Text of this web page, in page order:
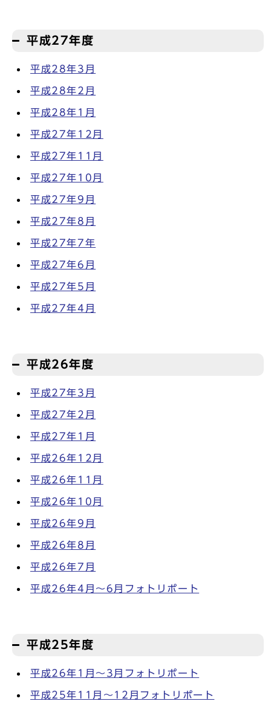
平成27年度
平成28年3月
平成28年2月
平成28年1月
平成27年12月
平成27年11月
平成27年10月
平成27年9月
平成27年8月
平成27年7年
平成27年6月
平成27年5月
平成27年4月
平成26年度
平成27年3月
平成27年2月
平成27年1月
平成26年12月
平成26年11月
平成26年10月
平成26年9月
平成26年8月
平成26年7月
平成26年4月～6月フォトリポート
平成25年度
平成26年1月～3月フォトリポート
平成25年11月～12月フォトリポート